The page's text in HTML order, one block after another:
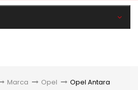
Marca > Opel > Opel Antara